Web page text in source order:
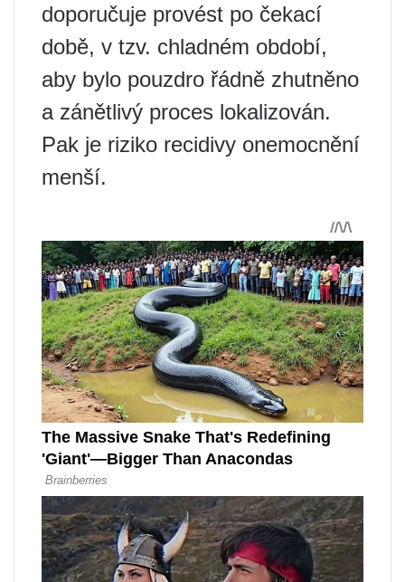
doporučuje provést po čekací
době, v tzv. chladném období,
aby bylo pouzdro řádně zhutněno
a zánětlivý proces lokalizován.
Pak je riziko recidivy onemocnění
menší.